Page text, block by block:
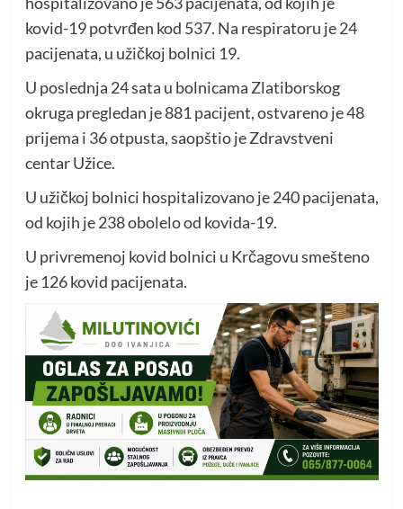
kovid-19 potvrđen kod 537. Na respiratoru je 24
pacijenata, u užičkoj bolnici 19.
U poslednja 24 sata u bolnicama Zlatiborskog
okruga pregledan je 881 pacijent, ostvareno je 48
prijema i 36 otpusta, saopštio je Zdravstveni
centar Užice.
U užičkoj bolnici hospitalizovano je 240 pacijenata,
od kojih je 238 obolelo od kovida-19.
U privremenoj kovid bolnici u Krčagovu smešteno
je 126 kovid pacijenata.